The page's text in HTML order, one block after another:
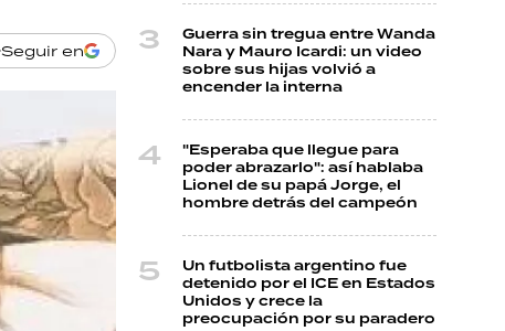
Seguir en
Guerra sin tregua entre Wanda
Nara y Mauro Icardi: un video
sobre sus hijas volvió a
encender la interna
"Esperaba que llegue para
poder abrazarlo": así hablaba
Lionel de su papá Jorge, el
hombre detrás del campeón
Un futbolista argentino fue
detenido por el ICE en Estados
Unidos y crece la
preocupación por su paradero